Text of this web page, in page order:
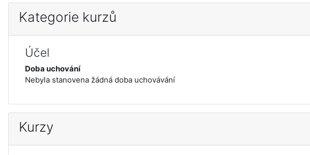
Kategorie kurzů
Účel
Doba uchování
Nebyla stanovena žádná doba uchovávání
Kurzy